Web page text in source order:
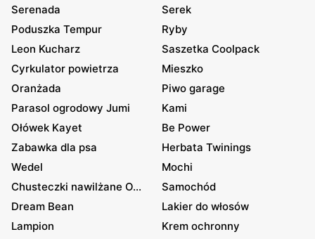
Serenada
Serek
Poduszka Tempur
Ryby
Leon Kucharz
Saszetka Coolpack
Cyrkulator powietrza
Mieszko
Oranżada
Piwo garage
Parasol ogrodowy Jumi
Kami
Ołówek Kayet
Be Power
Zabawka dla psa
Herbata Twinings
Wedel
Mochi
Chusteczki nawilżane O...
Samochód
Dream Bean
Lakier do włosów
Lampion
Krem ochronny